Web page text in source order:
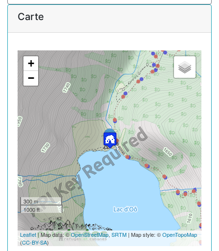
Carte
+
−
300 m
1000 ft
Leaflet| Map data: ©OpenStreetMap, SRTM | Map style: ©OpenTopoMap
(CC-BY-SA)